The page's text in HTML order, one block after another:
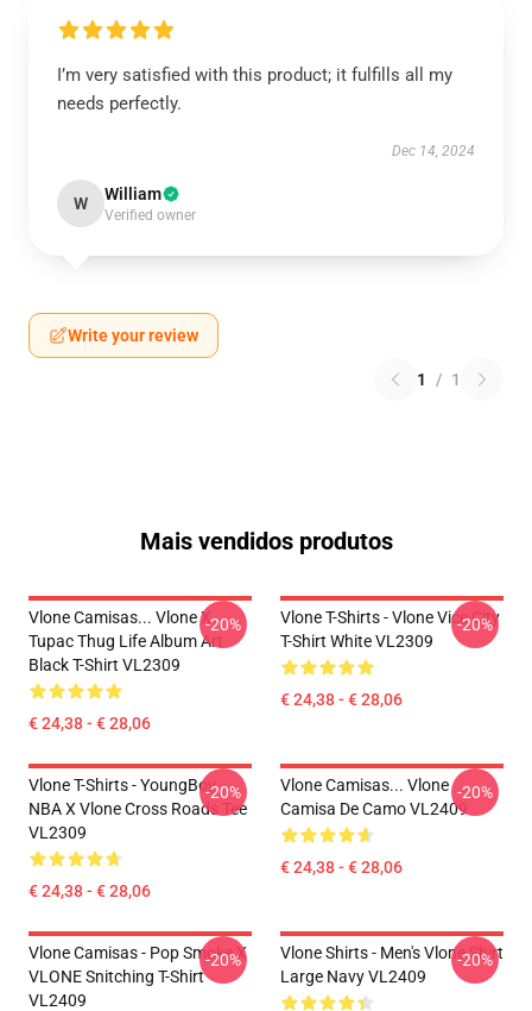
I’m very satisfied with this product; it fulfills all my
needs perfectly.
Dec 14, 2024
W William
Verified owner
Write your review
1 / 1
Mais vendidos produtos
Vlone Camisas... Vlone X
Tupac Thug Life Album Art
Black T-Shirt VL2309
€ 24,38 - € 28,06
-20%
Vlone T-Shirts - Vlone Vice City
T-Shirt White VL2309
€ 24,38 - € 28,06
-20%
Vlone T-Shirts - YoungBoy
NBA X Vlone Cross Roads Tee
VL2309
€ 24,38 - € 28,06
-20%
Vlone Camisas... Vlone
Camisa De Camo VL2409
€ 24,38 - € 28,06
-20%
Vlone Camisas - Pop Smoke X
VLONE Snitching T-Shirt
VL2409
-20%
Vlone Shirts - Men's Vlone Shirt
Large Navy VL2409
-20%